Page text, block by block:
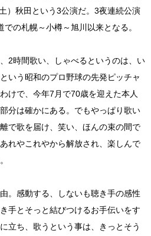
）秋田という3公演だ。3夜連続公演
の札幌～小樽～旭川以来となる。
2時間歌い、しゃべるというのは、い
いう昭和のプロ野球の先発ピッチャ
けで、今年7月で70歳を迎えた本人
分は確かにある。でもやっぱり歌い
で歌を届け、笑い、ほんの束の間で
れやこれやから解放され、楽しんで
。感動する、しないも聴き手の感性
手とそっと結びつけるお手伝いをす
立ち、歌うという事は、きっとそう